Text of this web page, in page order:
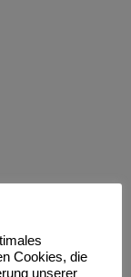
Cookies, die
unserer